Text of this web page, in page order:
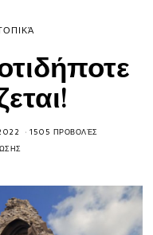
1505 ΠΡΟΒΟΛΈΣ